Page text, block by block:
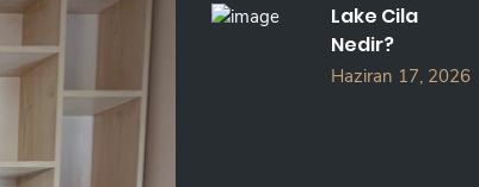
Lake Cila
Nedir?
Haziran 17, 2026